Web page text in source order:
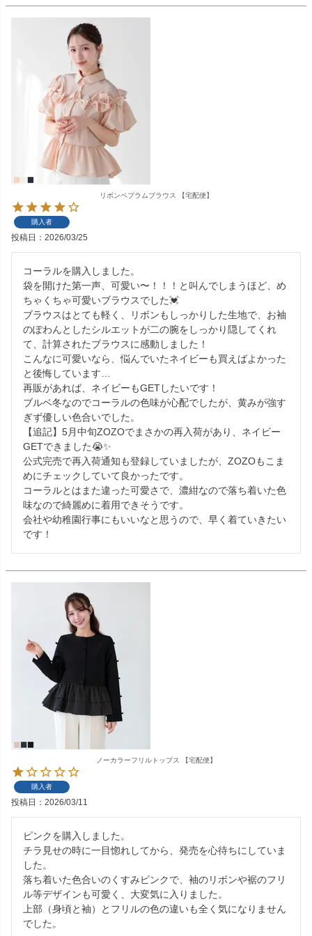
リボンペプラムブラウス 【宅配便】
購入者
投稿日 2026/03/25
コーラルを購入しました。
袋を開けた第一声、可愛い〜！！！と叫んでしまうほど、め
ちゃくちゃ可愛いブラウスでした💓
ブラウスはとても軽く、リボンもしっかりした生地で、お袖
のぽわんとしたシルエットが二の腕をしっかり隠してくれ
て、計算されたブラウスに感動しました！
こんなに可愛いなら、悩んでいたネイビーも買えばよかった
と後悔しています…
再販があれば、ネイビーもGETしたいです！
ブルベ冬なのでコーラルの色味が心配でしたが、黄みが強す
ぎず優しい色合いでした。
【追記】5月中旬ZOZOでまさかの再入荷があり、ネイビー
GETできました😭✨
公式完売で再入荷通知も登録していましたが、ZOZOもこま
めにチェックしていて良かったです。
コーラルとはまた違った可愛さで、濃紺なので落ち着いた色
味なので綺麗めに着用できそうです。
会社や幼稚園行事にもいいなと思うので、早く着ていきたい
です！
ノーカラーフリルトップス 【宅配便】
購入者
投稿日 2026/03/11
ピンクを購入しました。
チラ見せの時に一目惚れしてから、発売を心待ちにしていま
した。
落ち着いた色合いのくすみピンクで、袖のリボンや裾のフリ
ル等デザインも可愛く、大変気に入りました。
上部（身頃と袖）とフリルの色の違いも全く気になりません
でした。